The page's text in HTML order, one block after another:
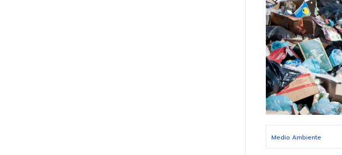
Medio Ambiente